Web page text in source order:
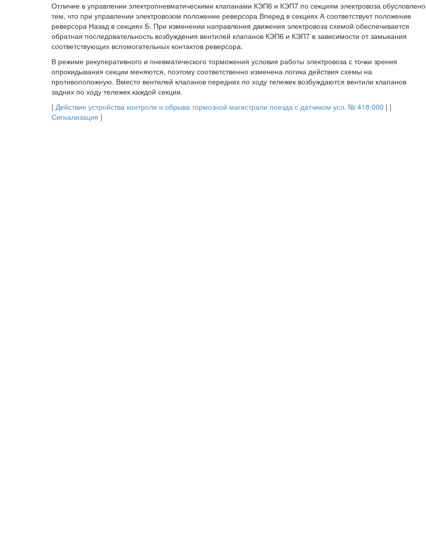
Отличие в управлении электропневматическими клапанами КЭП6 и КЭП7 по секциям электровоза обусловлено
тем, что при управлении электровозом положение реверсора Вперед в секциях А соответствует положение
реверсора Назад в секциях Б. При изменении направления движения электровоза схемой обеспечивается
обратная последовательность возбуждения вентилей клапанов КЭП6 и КЭП7 в зависимости от замыкания
соответствующих вспомогательных контактов реверсора.
В режиме рекуперативного и пневматического торможения условия работы электровоза с точки зрения
опрокидывания секции меняются, поэтому соответственно изменена логика действия схемы на
противоположную. Вместо вентилей клапанов передних по ходу тележек возбуждаются вентили клапанов
задних по ходу тележек каждой секции.
| Действие устройства контроля и обрыва тормозной магистрали поезда с датчиком усл. № 418.000 | |
Сигнализация |